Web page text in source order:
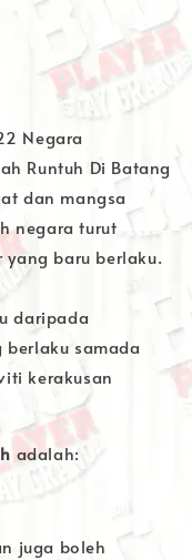
Negara
Runtuh Di Batang
dan mangsa
negara turut
baru berlaku.
daripada
berlaku samada
kerakusan
adalah:
juga boleh